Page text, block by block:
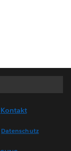
Kontakt
Datenschutz